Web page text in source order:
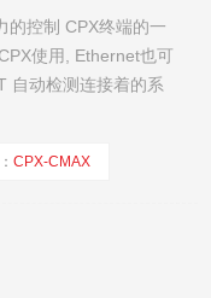
的控制 CPX终端的一
使用, Ethernet也可
自动检测连接着的系
CPX-CMAX